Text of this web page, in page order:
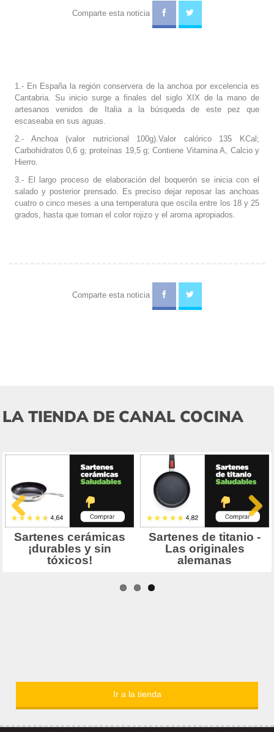
Comparte esta noticia
1.- En España la región conservera de la anchoa por excelencia es
Cantabria. Su inicio surge a finales del siglo XIX de la mano de
artesanos venidos de Italia a la búsqueda de este pez que
escaseaba en sus aguas.
2.- Anchoa (valor nutricional 100g).Valor calórico 135 KCal;
Carbohidratos 0,6 g; proteínas 19,5 g; Contiene Vitamina A, Calcio y
Hierro.
3.- El largo proceso de elaboración del boquerón se inicia con el
salado y posterior prensado. Es preciso dejar reposar las anchoas
cuatro o cinco meses a una temperatura que oscila entre los 18 y 25
grados, hasta que toman el color rojizo y el aroma apropiados.
Comparte esta noticia
LA TIENDA DE CANAL COCINA
Ir a la tienda